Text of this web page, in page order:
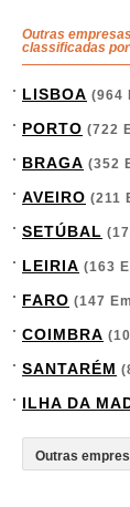
Outras
classificadas
LISBOA (964
PORTO (722
BRAGA (352
AVEIRO (211
SETÚBAL
LEIRIA (163
FARO (147
COIMBRA
SANTARÉM
ILHA DA